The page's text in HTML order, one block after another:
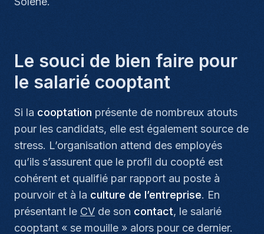
Le souci de bien faire pour
le salarié cooptant
Si la cooptation présente de nombreux atouts
pour les candidats, elle est également source de
stress. L’organisation attend des employés
qu’ils s’assurent que le profil du coopté est
cohérent et qualifié par rapport au poste à
pourvoir et à la culture de l’entreprise. En
présentant le CV de son contact, le salarié
cooptant « se mouille » alors pour ce dernier.